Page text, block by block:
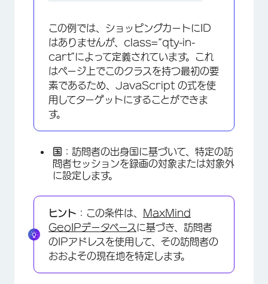
この例では、ショッピングカートにID
はありませんが、class=“qty-in-
cart”によって定義されています。これ
はページ上でこのクラスを持つ最初の要
素であるため、JavaScript の式を使
用してターゲットにすることができま
す。
国 ：訪問者の出身国に基づいて、特定の訪
問者セッションを録画の対象または対象外
に設定します。
ヒント ：この条件は、
MaxMind
GeoIPデータベースに基づき、訪問者
のIPアドレスを使用して、その訪問者の
おおよその現在地を特定します。